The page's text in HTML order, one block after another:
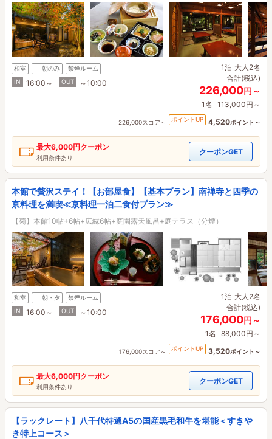
和室 朝のみ
禁煙ルーム
IN
16:00～ OUT ～10:00
1泊 大人2名
合計(税込)
226,000円～
1名 113,000円～
226,000スコア～ ポイントUP 4,520ポイント～
最大6,000円クーポン
利用条件あり
クーポンGET
本館で贅沢ステイ！【お部屋食】【基本プラン】南禅寺と四季の
京料理を満喫≪京料理一泊二食付プラン≫
【菊】本館10帖+6帖+広縁6帖+庭園露天風呂+庭テラス（分煙）
和室 朝・夕
禁煙ルーム
IN
16:00～ OUT ～10:00
1泊 大人2名
合計(税込)
176,000円～
1名 88,000円～
176,000スコア～ ポイントUP 3,520ポイント～
最大6,000円クーポン
利用条件あり
クーポンGET
【ラックレート】八千代特選A5の国産黒毛和牛を堪能＜すきや
き特上コース＞